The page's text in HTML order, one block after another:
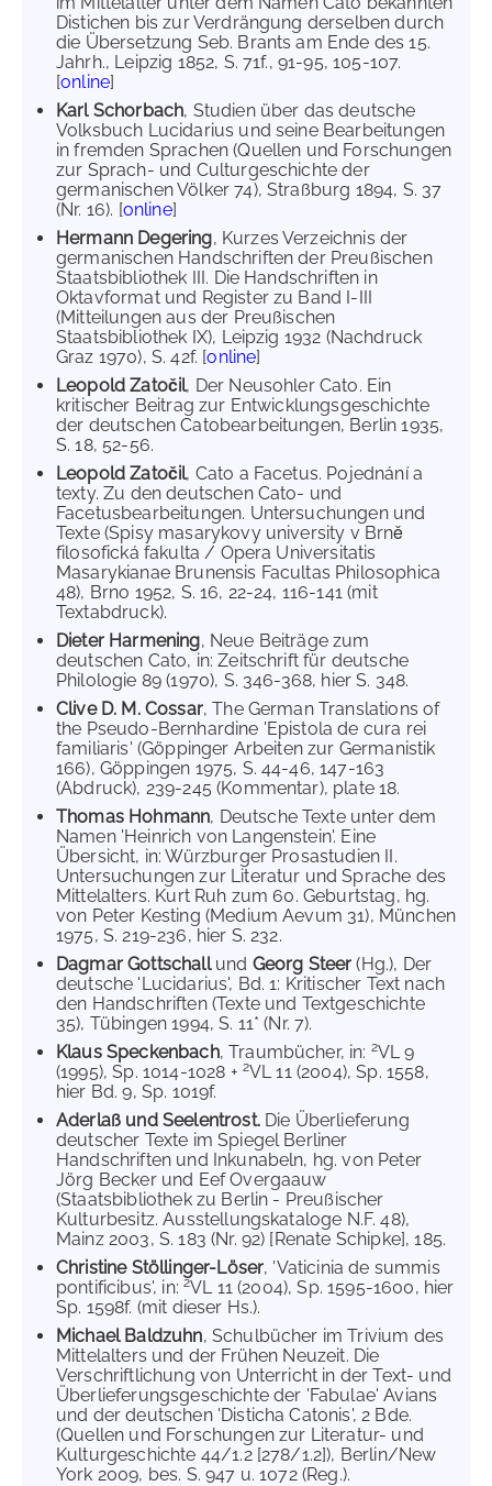
Distichen bis zur Verdrängung derselben durch
die Übersetzung Seb. Brants am Ende des 15.
Jahrh., Leipzig 1852, S. 71f., 91-95, 105-107.
[online]
Karl Schorbach, Studien über das deutsche
Volksbuch Lucidarius und seine Bearbeitungen
in fremden Sprachen (Quellen und Forschungen
zur Sprach- und Culturgeschichte der
germanischen Völker 74), Straßburg 1894, S. 37
(Nr. 16). [online]
Hermann Degering, Kurzes Verzeichnis der
germanischen Handschriften der Preußischen
Staatsbibliothek III. Die Handschriften in
Oktavformat und Register zu Band I-III
(Mitteilungen aus der Preußischen
Staatsbibliothek IX), Leipzig 1932 (Nachdruck
Graz 1970), S. 42f. [online]
Leopold Zatočil, Der Neusohler Cato. Ein
kritischer Beitrag zur Entwicklungsgeschichte
der deutschen Catobearbeitungen, Berlin 1935,
S. 18, 52-56.
Leopold Zatočil, Cato a Facetus. Pojednání a
texty. Zu den deutschen Cato- und
Facetusbearbeitungen. Untersuchungen und
Texte (Spisy masarykovy university v Brně
filosofická fakulta / Opera Universitatis
Masarykianae Brunensis Facultas Philosophica
48), Brno 1952, S. 16, 22-24, 116-141 (mit
Textabdruck).
Dieter Harmening, Neue Beiträge zum
deutschen Cato, in: Zeitschrift für deutsche
Philologie 89 (1970), S. 346-368, hier S. 348.
Clive D. M. Cossar, The German Translations of
the Pseudo-Bernhardine 'Epistola de cura rei
familiaris' (Göppinger Arbeiten zur Germanistik
166), Göppingen 1975, S. 44-46, 147-163
(Abdruck), 239-245 (Kommentar), plate 18.
Thomas Hohmann, Deutsche Texte unter dem
Namen 'Heinrich von Langenstein'. Eine
Übersicht, in: Würzburger Prosastudien II.
Untersuchungen zur Literatur und Sprache des
Mittelalters. Kurt Ruh zum 60. Geburtstag, hg.
von Peter Kesting (Medium Aevum 31), München
1975, S. 219-236, hier S. 232.
Dagmar Gottschallund Georg Steer(Hg.), Der
deutsche 'Lucidarius', Bd. 1: Kritischer Text nach
den Handschriften (Texte und Textgeschichte
35), Tübingen 1994, S. 11* (Nr. 7).
Klaus Speckenbach, Traumbücher, in: 2VL 9
(1995), Sp. 1014-1028 + 2VL 11 (2004), Sp. 1558,
hier Bd. 9, Sp. 1019f.
Aderlaß und Seelentrost.Die Überlieferung
deutscher Texte im Spiegel Berliner
Handschriften und Inkunabeln, hg. von Peter
Jörg Becker und Eef Overgaauw
(Staatsbibliothek zu Berlin - Preußischer
Kulturbesitz. Ausstellungskataloge N.F. 48),
Mainz 2003, S. 183 (Nr. 92) [Renate Schipke], 185.
Christine Stöllinger-Löser, 'Vaticinia de summis
pontificibus', in:2VL 11 (2004), Sp. 1595-1600, hier
Sp. 1598f. (mit dieser Hs.).
Michael Baldzuhn, Schulbücher im Trivium des
Mittelalters und der Frühen Neuzeit. Die
Verschriftlichung von Unterricht in der Text- und
Überlieferungsgeschichte der 'Fabulae' Avians
und der deutschen 'Disticha Catonis', 2 Bde.
(Quellen und Forschungen zur Literatur- und
Kulturgeschichte 44/1.2 [278/1.2]), Berlin/New
York 2009, bes. S. 947 u. 1072 (Reg.).